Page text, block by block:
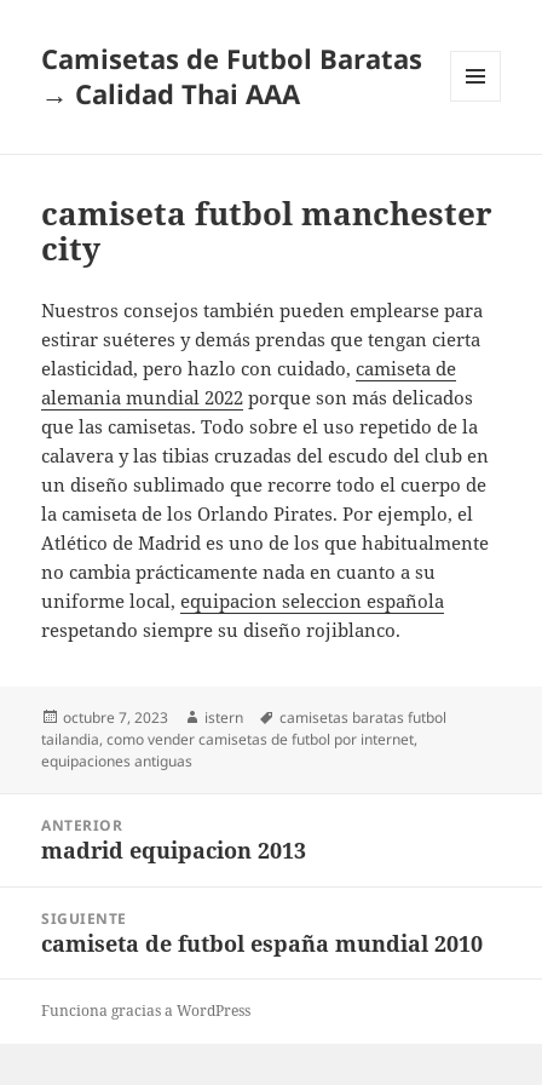
Camisetas de Futbol Baratas
→ Calidad Thai AAA
camiseta futbol manchester
city
Nuestros consejos también pueden emplearse para
estirar suéteres y demás prendas que tengan cierta
elasticidad, pero hazlo con cuidado,camiseta de
alemania mundial 2022 porque son más delicados
que las camisetas. Todo sobre el uso repetido de la
calavera y las tibias cruzadas del escudo del club en
un diseño sublimado que recorre todo el cuerpo de
la camiseta de los Orlando Pirates. Por ejemplo, el
Atlético de Madrid es uno de los que habitualmente
no cambia prácticamente nada en cuanto a su
uniforme local,equipacion seleccion española
respetando siempre su diseño rojiblanco.
Publicado
el
octubre 7, 2023 Autor
istern Etiquetas
camisetas baratas futbol
tailandia,como vender camisetas de futbol por internet,
equipaciones antiguas
entradas
ANTERIOR
Entrada
madrid equipacion 2013
SIGUIENTE
Entrada
camiseta de futbol españa mundial 2010
Funciona gracias a WordPress